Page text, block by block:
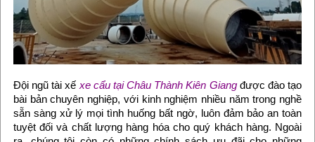
Đội ngũ tài xế xe cẩu tại Châu Thành Kiên Giangđược đào tạo
bài bản chuyên nghiệp, với kinh nghiệm nhiều năm trong nghề
sẵn sàng xử lý mọi tình huống bất ngờ, luôn đảm bảo an toàn
tuyệt đối và chất lượng hàng hóa cho quý khách hàng. Ngoài